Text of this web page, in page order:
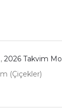
, 2026 Takvim
(Çiçekler)